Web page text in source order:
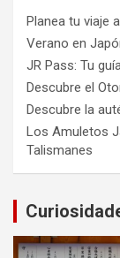
Planea tu viaje
Verano en
JR Pass: Tu
Descubre el
Descubre la
Los Amuletos
Talismanes